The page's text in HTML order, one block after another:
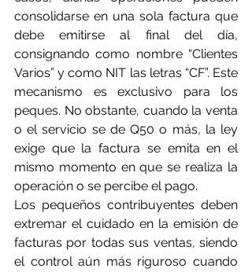
consolidarse en una sola factura que
debe emitirse al final del día,
consignando como nombre “Clientes
Varios” y como NIT las letras “CF”. Este
mecanismo es exclusivo para los
peques. No obstante, cuando la venta
o el servicio se de Q50 o más, la ley
exige que la factura se emita en el
mismo momento en que se realiza la
operación o se percibe el pago.
Los pequeños contribuyentes deben
extremar el cuidado en la emisión de
facturas por todas sus ventas, siendo
el control aún más riguroso cuando